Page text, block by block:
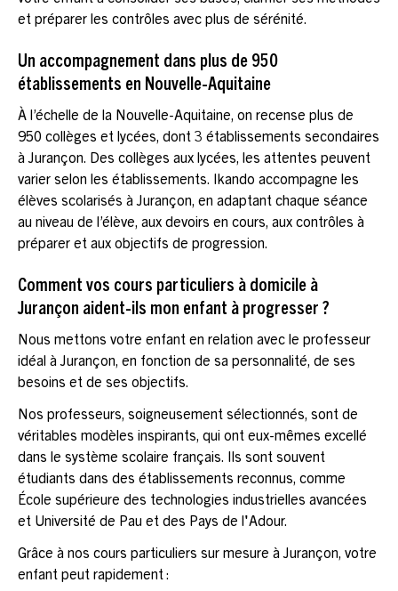
et préparer les contrôles avec plus de sérénité.
Un accompagnement dans plus de 950
établissements en Nouvelle-Aquitaine
À l’échelle de la Nouvelle-Aquitaine, on recense plus de
950 collèges et lycées, dont 3 établissements secondaires
à Jurançon. Des collèges aux lycées, les attentes peuvent
varier selon les établissements. Ikando accompagne les
élèves scolarisés à Jurançon, en adaptant chaque séance
au niveau de l’élève, aux devoirs en cours, aux contrôles à
préparer et aux objectifs de progression.
Comment vos cours particuliers à domicile à
Jurançon aident-ils mon enfant à progresser ?
Nous mettons votre enfant en relation avec le professeur
idéal à Jurançon, en fonction de sa personnalité, de ses
besoins et de ses objectifs.
Nos professeurs, soigneusement sélectionnés, sont de
véritables modèles inspirants, qui ont eux-mêmes excellé
dans le système scolaire français. Ils sont souvent
étudiants dans des établissements reconnus, comme
École supérieure des technologies industrielles avancées
et Université de Pau et des Pays de l'Adour.
Grâce à nos cours particuliers sur mesure à Jurançon, votre
enfant peut rapidement :